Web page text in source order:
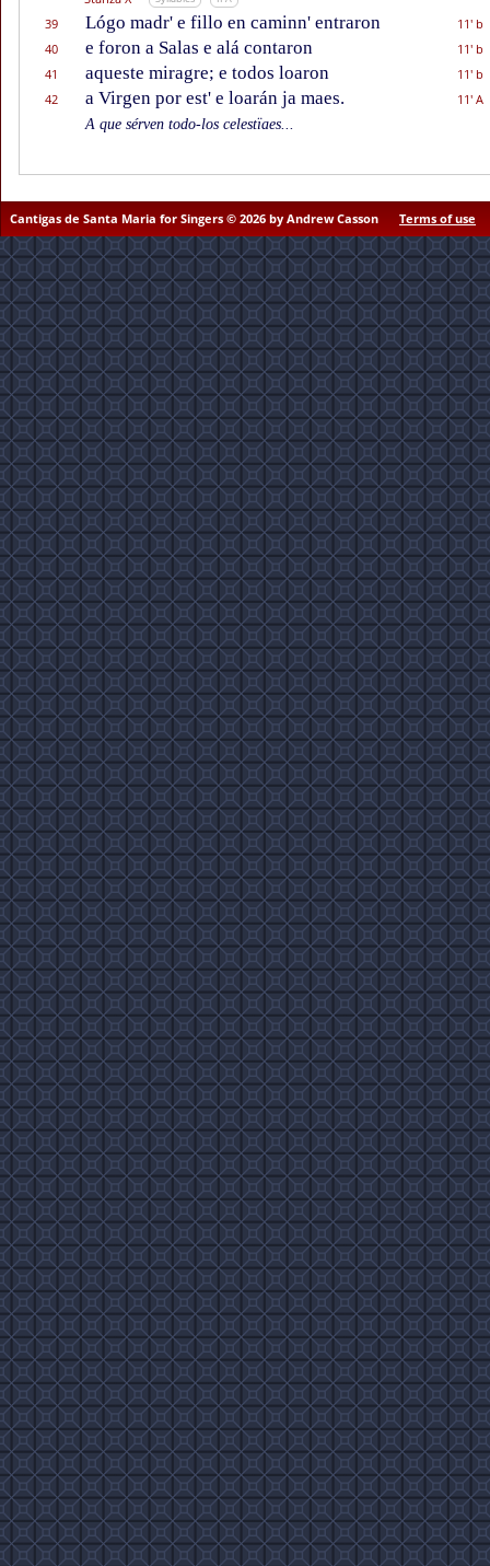
39 Lógo madr' e fillo en caminn' entraron
11' b
40
e foron a Salas e alá contaron
11' b
41
aqueste miragre; e todos loaron
11' b
42
a Virgen por est' e loarán ja maes.
11' A
A que sérven todo-los celestïaes...
Cantigas de Santa Maria for Singers © 2026 by Andrew Casson Terms of use